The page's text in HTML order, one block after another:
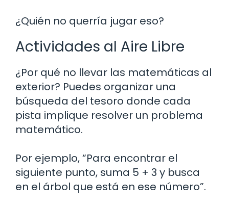
¿Quién no querría jugar eso?
Actividades al Aire Libre
¿Por qué no llevar las matemáticas al
exterior? Puedes organizar una
búsqueda del tesoro donde cada
pista implique resolver un problema
matemático.
Por ejemplo, “Para encontrar el
siguiente punto, suma 5 + 3 y busca
en el árbol que está en ese número”.